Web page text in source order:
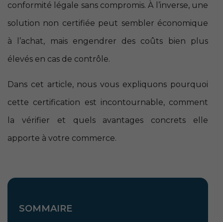
conformité légale sans compromis. À l’inverse, une
solution non certifiée peut sembler économique
à l’achat, mais engendrer des coûts bien plus
élevés en cas de contrôle.
Dans cet article, nous vous expliquons pourquoi
cette certification est incontournable, comment
la vérifier et quels avantages concrets elle
apporte à votre commerce.
SOMMAIRE